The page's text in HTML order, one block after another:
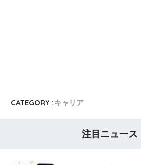
CATEGORY : キャリア
注目ニュース